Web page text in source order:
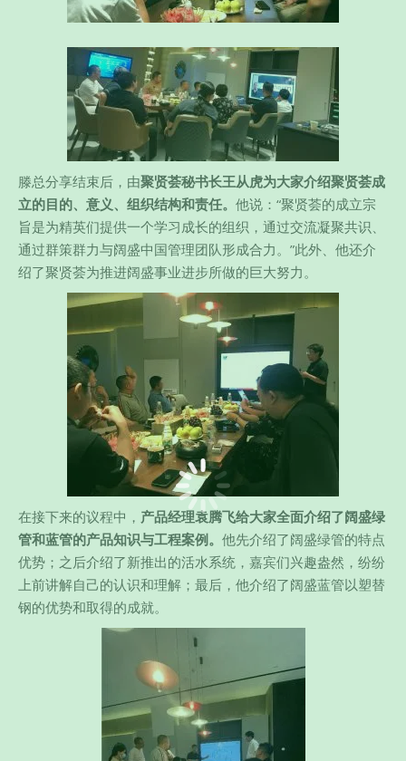
滕总分享结束后，由聚贤荟秘书长王从虎为大家介绍聚贤荟成
立的目的、意义、组织结构和责任。 他说：“聚贤荟的成立宗
旨是为精英们提供一个学习成长的组织，通过交流凝聚共识、
通过群策群力与阔盛中国管理团队形成合力。”此外、他还介
绍了聚贤荟为推进阔盛事业进步所做的巨大努力。
在接下来的议程中， 产品经理袁腾飞给大家全面介绍了阔盛绿
管和蓝管的产品知识与工程案例。 他先介绍了阔盛绿管的特点
优势；之后介绍了新推出的活水系统，嘉宾们兴趣盎然，纷纷
上前讲解自己的认识和理解；最后，他介绍了阔盛蓝管以塑替
钢的优势和取得的成就。